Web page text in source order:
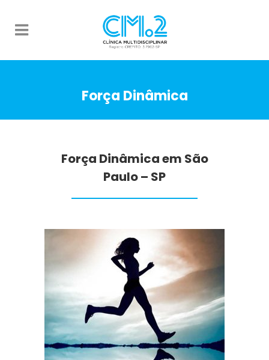
Força Dinâmica
Força Dinâmica em São
Paulo – SP